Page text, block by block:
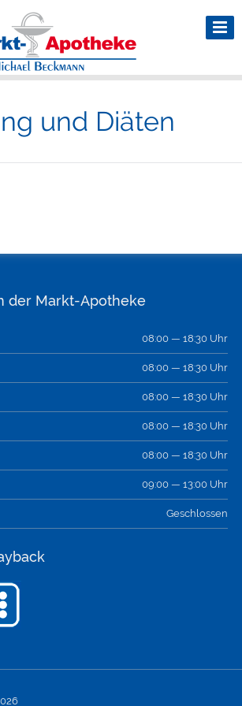
und Diäten
der Markt-Apotheke
08:00 — 18:30 Uhr
08:00 — 18:30 Uhr
08:00 — 18:30 Uhr
08:00 — 18:30 Uhr
08:00 — 18:30 Uhr
09:00 — 13:00 Uhr
Geschlossen